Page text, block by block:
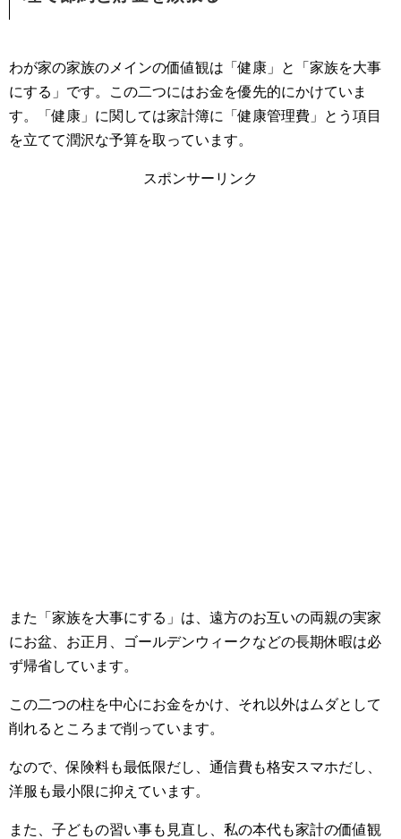
わが家の家族のメインの価値観は「健康」と「家族を大事
にする」です。この二つにはお金を優先的にかけていま
す。「健康」に関しては家計簿に「健康管理費」とう項目
を立てて潤沢な予算を取っています。
スポンサーリンク
また「家族を大事にする」は、遠方のお互いの両親の実家
にお盆、お正月、ゴールデンウィークなどの長期休暇は必
ず帰省しています。
この二つの柱を中心にお金をかけ、それ以外はムダとして
削れるところまで削っています。
なので、保険料も最低限だし、通信費も格安スマホだし、
洋服も最小限に抑えています。
また、子どもの習い事も見直し、私の本代も家計の価値観